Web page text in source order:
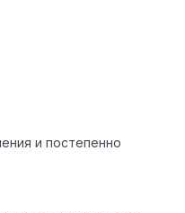
и постепенно